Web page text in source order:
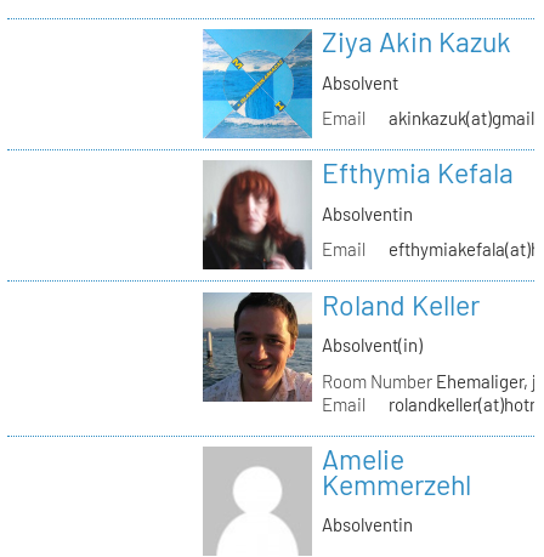
Ziya Akin Kazuk
Absolvent
Email
Efthymia Kefala
Absolventin
Email
Roland Keller
Absolvent(in)
Room NumberEhemaliger,
Email
Amelie
Kemmerzehl
Absolventin